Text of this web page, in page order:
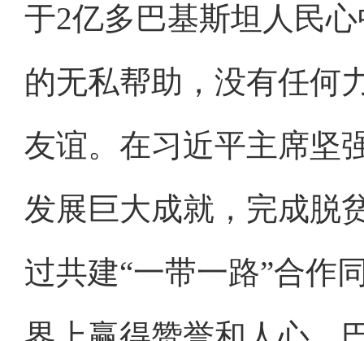
于2亿多巴基斯坦人民
的无私帮助，没有任何
友谊。在习近平主席坚
发展巨大成就，完成脱
过共建“一带一路”合作